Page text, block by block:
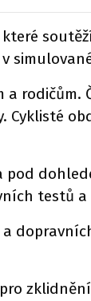
rodičům.
Cyklisté
testů